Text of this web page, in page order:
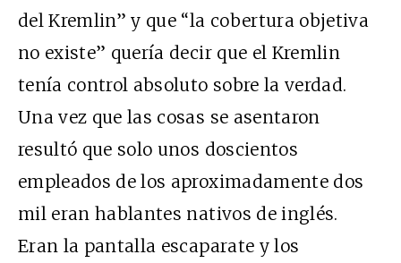
del Kremlin” y que “la cobertura objetiva
no existe” quería decir que el Kremlin
tenía control absoluto sobre la verdad.
Una vez que las cosas se asentaron
resultó que solo unos doscientos
empleados de los aproximadamente dos
mil eran hablantes nativos de inglés.
Eran la pantalla escaparate y los